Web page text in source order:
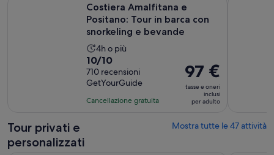
Costiera Amalfitana e
Positano: Tour in barca con
snorkeling e bevande
L’attività
dura
4
ore
4h o più
Valutazione
di
10.0
su
10/10
710 recensioni
GetYourGuide
Cancellazione gratuita
Il
prezzo
è
97 €
adulto
97 €
tasse e oneri
inclusi
per adulto
Tour privati e
personalizzati
Mostra tutte le 47 attività